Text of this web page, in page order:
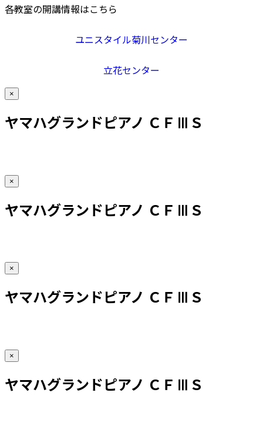
各教室の開講情報はこちら
ユニスタイル菊川センター
立花センター
×
ヤマハグランドピアノ ＣＦⅢＳ
×
ヤマハグランドピアノ ＣＦⅢＳ
×
ヤマハグランドピアノ ＣＦⅢＳ
×
ヤマハグランドピアノ ＣＦⅢＳ